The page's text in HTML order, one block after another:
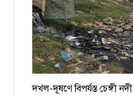
দখল-দূষণে বিপর্যস্ত চেঙ্গী নদী